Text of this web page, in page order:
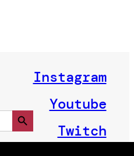
Search Button
Instagram
Youtube
Twitch